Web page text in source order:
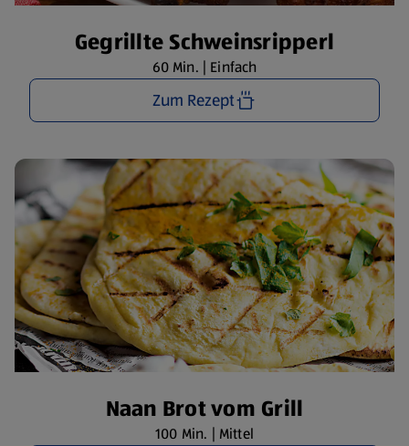
Gegrillte Schweinsripperl
60 Min. | Einfach
Zum Rezept
Naan Brot vom Grill
100 Min. | Mittel